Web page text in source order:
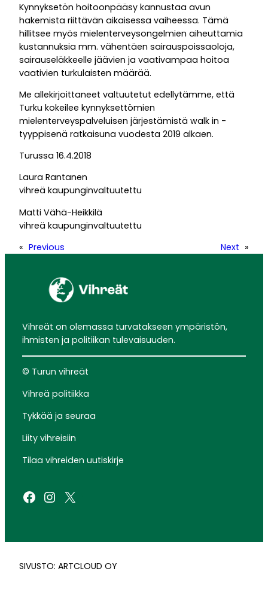
Kynnyksetön hoitoonpääsy kannustaa avun
hakemista riittävän aikaisessa vaiheessa. Tämä
hillitsee myös mielenterveysongelmien aiheuttamia
kustannuksia mm. vähentäen sairauspoissaoloja,
sairauseläkkeelle jäävien ja vaativampaa hoitoa
vaativien turkulaisten määrää.
Me allekirjoittaneet valtuutetut edellytämme, että
Turku kokeilee kynnyksettömien
mielenterveyspalveluisen järjestämistä walk in -
tyyppisenä ratkaisuna vuodesta 2019 alkaen.
Turussa 16.4.2018
Laura Rantanen
vihreä kaupunginvaltuutettu
Matti Vähä-Heikkilä
vihreä kaupunginvaltuutettu
« Previous Next »
Vihreät on olemassa turvatakseen ympäristön,
ihmisten ja politiikan tulevaisuuden.
© Turun vihreät
Vihreä politiikka
Tykkää ja seuraa
Liity vihreisiin
Tilaa vihreiden uutiskirje
Facebook
Instagram
X
SIVUSTO: ARTCLOUD OY